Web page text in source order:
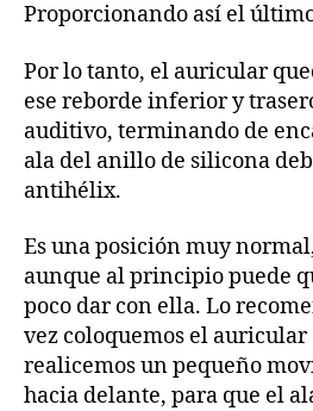
Proporcionando así el
Por lo tanto, el auricular
ese reborde inferior y
auditivo, terminando de
ala del anillo de silicona
antihélix.
Es una posición muy
aunque al principio puede
poco dar con ella. Lo
vez coloquemos el auricular
realicemos un pequeño
hacia delante, para que el